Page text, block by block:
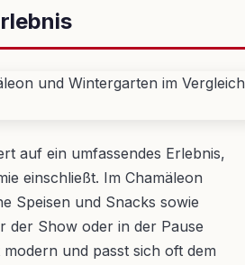
auf ein umfassendes Erlebnis,
einschließt. Im Chamäleon
Speisen und Snacks sowie
der Show oder in der Pause
und passt sich oft dem